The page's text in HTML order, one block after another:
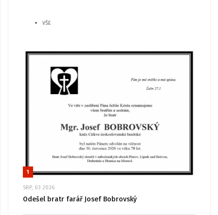
VŠE
1
SRP, 03 2026
Odešel bratr farář Josef Bobrovský